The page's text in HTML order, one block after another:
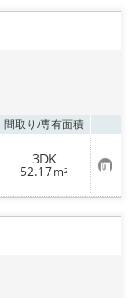
り
間取り/専有面積
3DK
52.17m² お
気
に
り